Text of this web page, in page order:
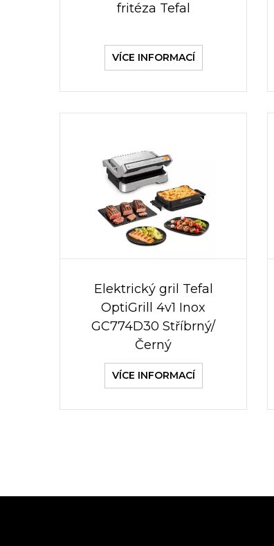
fritéza Tefal
VÍCE INFORMACÍ
Elektrický gril Tefal
OptiGrill 4v1 Inox
GC774D30 Stříbrný/
Černý
VÍCE INFORMACÍ